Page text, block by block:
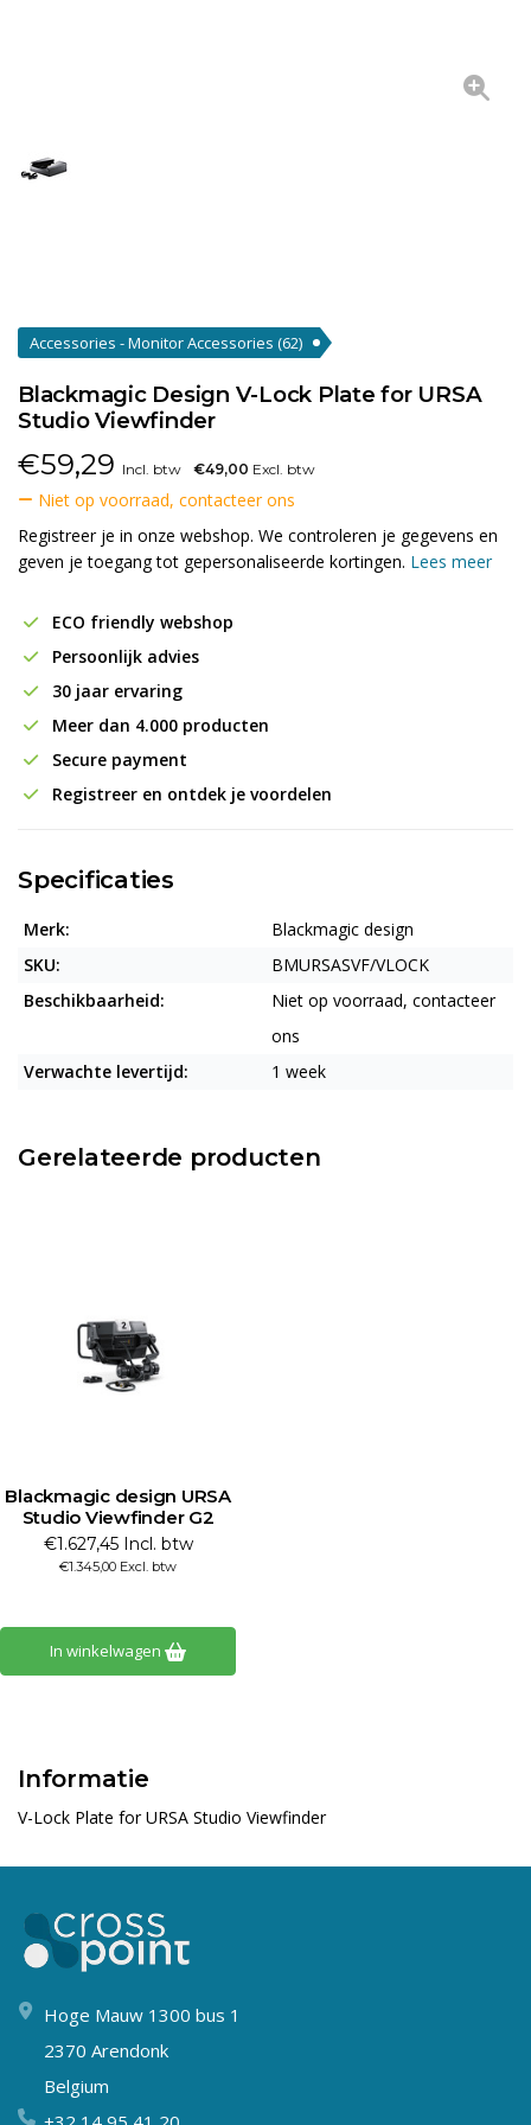
Accessories - Monitor Accessories (62)
Blackmagic Design V-Lock Plate for URSA
Studio Viewfinder
€59,29 Incl. btw €49,00 Excl. btw
Niet op voorraad, contacteer ons
Registreer je in onze webshop. We controleren je gegevens en
geven je toegang tot gepersonaliseerde kortingen. Lees meer
ECO friendly webshop
Persoonlijk advies
30 jaar ervaring
Meer dan 4.000 producten
Secure payment
Registreer en ontdek je voordelen
Specificaties
Merk:
Blackmagic design
SKU:
BMURSASVF/VLOCK
Beschikbaarheid:
Niet op voorraad, contacteer
ons
Verwachte levertijd:
1 week
Gerelateerde producten
Blackmagic design URSA
Studio Viewfinder G2
€1.627,45 Incl. btw
€1.345,00 Excl. btw
In winkelwagen
Informatie
V-Lock Plate for URSA Studio Viewfinder
Hoge Mauw 1300 bus 1
2370 Arendonk
Belgium